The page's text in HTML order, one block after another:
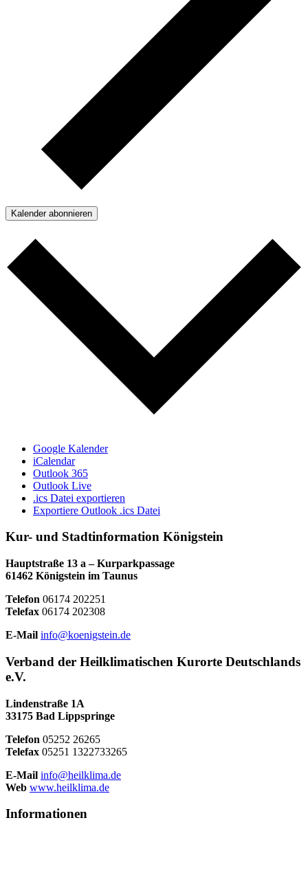
Kalender abonnieren
Google Kalender
iCalendar
Outlook 365
Outlook Live
.ics Datei exportieren
Exportiere Outlook .ics Datei
Kur- und Stadtinformation Königstein
Hauptstraße 13 a – Kurparkpassage
61462 Königstein im Taunus
Telefon 06174 202251
Telefax 06174 202308
E-Mail info@koenigstein.de
Verband der Heilklimatischen Kurorte Deutschlands
e.V.
Lindenstraße 1A
33175 Bad Lippspringe
Telefon 05252 26265
Telefax 05251 1322733265
E-Mail info@heilklima.de
Web www.heilklima.de
Informationen